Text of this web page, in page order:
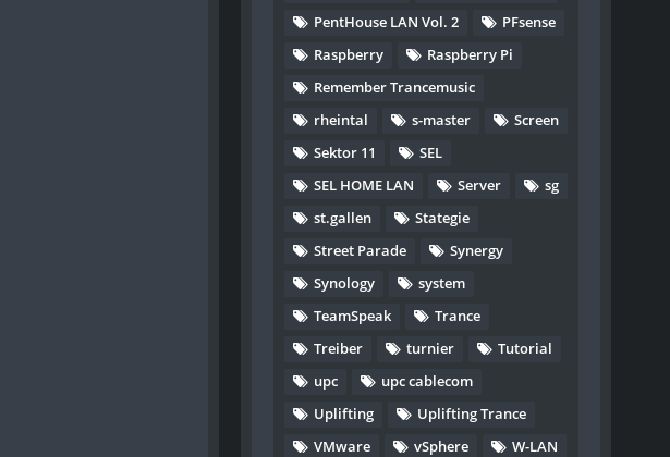
PentHouse LAN Vol. 2
PFsense
Raspberry
Raspberry Pi
Remember Trancemusic
rheintal
s-master
Screen
Sektor 11
SEL
SEL HOME LAN
Server
sg
st.gallen
Stategie
Street Parade
Synergy
Synology
system
TeamSpeak
Trance
Treiber
turnier
Tutorial
upc
upc cablecom
Uplifting
Uplifting Trance
VMware
vSphere
W-LAN